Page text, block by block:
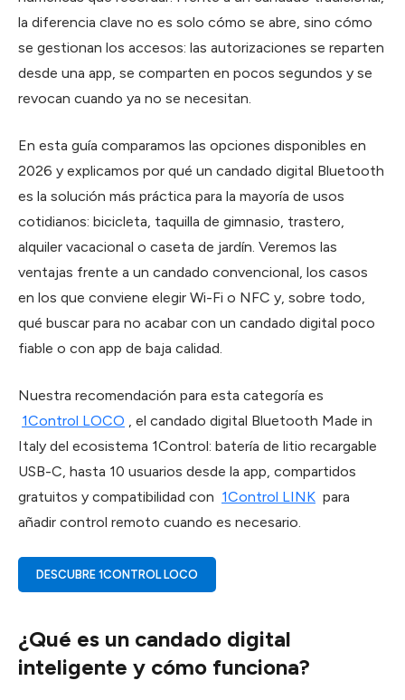
la diferencia clave no es solo cómo se abre, sino cómo
se gestionan los accesos: las autorizaciones se reparten
desde una app, se comparten en pocos segundos y se
revocan cuando ya no se necesitan.
En esta guía comparamos las opciones disponibles en
2026 y explicamos por qué un candado digital Bluetooth
es la solución más práctica para la mayoría de usos
cotidianos: bicicleta, taquilla de gimnasio, trastero,
alquiler vacacional o caseta de jardín. Veremos las
ventajas frente a un candado convencional, los casos
en los que conviene elegir Wi-Fi o NFC y, sobre todo,
qué buscar para no acabar con un candado digital poco
fiable o con app de baja calidad.
Nuestra recomendación para esta categoría es
1Control LOCO , el candado digital Bluetooth Made in
Italy del ecosistema 1Control: batería de litio recargable
USB-C, hasta 10 usuarios desde la app, compartidos
gratuitos y compatibilidad con 1Control LINK para
añadir control remoto cuando es necesario.
DESCUBRE 1CONTROL LOCO
¿Qué es un candado digital
inteligente y cómo funciona?